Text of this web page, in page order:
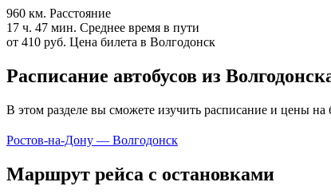
960 км. Расстояние
17 ч. 47 мин. Среднее время в пути
от 410 руб. Цена билета в Волгодонск
Расписание автобусов из
В этом разделе вы сможете изучить расписание и цены
Ростов-на-Дону — Волгодонск
Маршрут рейса с остановками